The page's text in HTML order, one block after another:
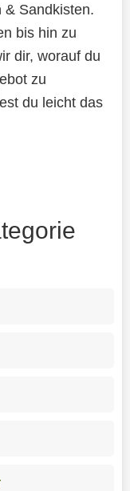
& Sandkisten.
bis hin zu
dir, worauf du
zu
du leicht das